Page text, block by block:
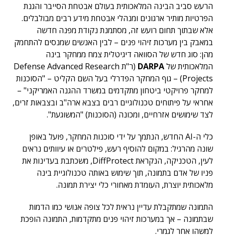
הרעש סביב הבינה המלאכותית בעולם אבטחת הסייבר והגנת
הפרטיות מותיר ארגונים ומנהלי אבטחת מידע רבים מבולבלים.
אלא שבתוך תחום רועש זה, מסתמנת נקודת מפנה חדשה
במאבק בין מערכות זיהוי פנים – לבין האנשים שמנסים להתחמק
מהן: סוג חדש של הסוואה דיגיטלית צמח ממחקר בינה
המלאכותית שלDARPA
(ר"ת Defense Advanced Research
Projects) – גוף המחקר הפדרלי בעל השם הקליט – "הסוכנות
למחקר פרויקטי ביטחון מתקדמים במשרד ההגנה האמריקני" –
אחראי על פיתוחים טכנולוגיים רבים בצבא ארה"ב ובצבאות זרים,
לצד שימושים אזרחיים, ומכונה (הסוכנות) "המשוגעת".
כלי ה-AI החדש, הנתמך על ידי סוכנות המחקר, פועל באופן
שונה מהרגיל: במקום להוסיף רעש, פילטרים או עיוותים נראים
לעין, הטכניקה, הנקראת DiffProtect, משכתבת בעדינות את
פניו של אדם בתמונה, תוך שימוש באותה טכנולוגיית בינה
מלאכותית יוצרת, העומדת מאחורי כלי יצירת תמונה.
התמונה שמתקבלת עדיין נראית לכל צופה אנושי כמו הדמות
שבתמונה – אך במערכות זיהוי פנים מתקדמות, התמונה הופכת
למשהו אחר לגמרי.